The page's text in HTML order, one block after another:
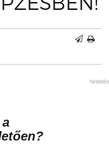
hirdetés